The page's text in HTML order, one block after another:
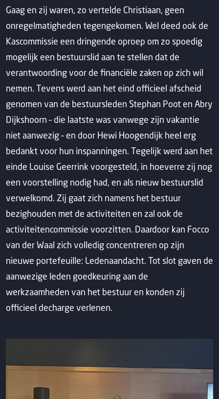
Gaag en zij waren, zo vertelde Christiaan, geen
onregelmatigheden tegengekomen. Wel deed ook de
Kascommissie een dringende oproep om zo spoedig
mogelijk een bestuurslid aan te stellen dat de
verantwoording voor de financiële zaken op zich wil
nemen. Tevens werd aan het eind officieel afscheid
genomen van de bestuursleden Stephan Poot en Abry
Dijkshoorn – die laatste was vanwege zijn vakantie
niet aanwezig – en door Hewi Hoogendijk heel erg
bedankt voor hun inspanningen. Tegelijk werd aan het
einde Louise Geerrink voorgesteld, in hoeverre zij nog
een voorstelling nodig had, en als nieuw bestuurslid
verwelkomd. Zij gaat zich namens het bestuur
bezighouden met de activiteiten en zal ook de
activiteitencommissie voorzitten. Daardoor kan Focco
van der Waal zich volledig concentreren op zijn
nieuwe portefeuille: Ledenaandacht. Tot slot gaven de
aanwezige leden goedkeuring aan de
werkzaamheden van het bestuur en konden zij
officieel decharge verlenen.